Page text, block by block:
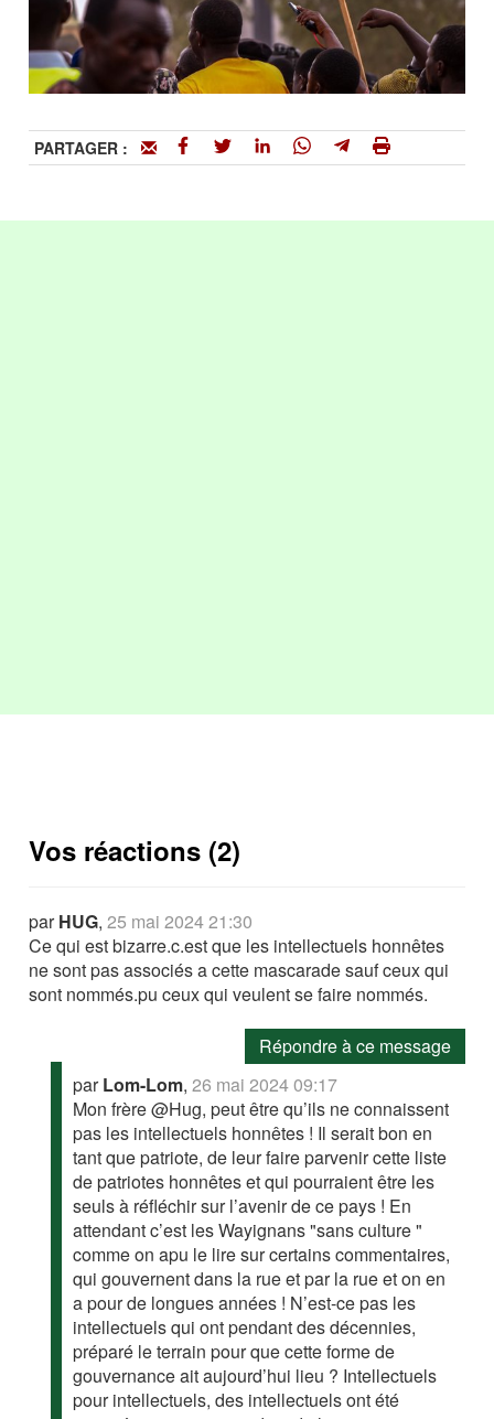
PARTAGER :
Vos réactions (2)
parHUG,25 mai 2024 21:30
Ce qui est bizarre.c.est que les intellectuels honnêtes
ne sont pas associés a cette mascarade sauf ceux qui
sont nommés.pu ceux qui veulent se faire nommés.
Répondre à ce message
parLom-Lom,26 mai 2024 09:17
Mon frère @Hug, peut être qu’ils ne connaissent
pas les intellectuels honnêtes ! Il serait bon en
tant que patriote, de leur faire parvenir cette liste
de patriotes honnêtes et qui pourraient être les
seuls à réfléchir sur l’avenir de ce pays ! En
attendant c’est les Wayignans "sans culture "
comme on apu le lire sur certains commentaires,
qui gouvernent dans la rue et par la rue et on en
a pour de longues années ! N’est-ce pas les
intellectuels qui ont pendant des décennies,
préparé le terrain pour que cette forme de
gouvernance ait aujourd’hui lieu ? Intellectuels
pour intellectuels, des intellectuels ont été